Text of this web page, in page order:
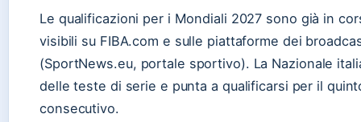
Le qualificazioni per i Mondiali 2027 sono già in
visibili su FIBA.com e sulle piattaforme dei
(SportNews.eu, portale sportivo). La Nazionale
delle teste di serie e punta a qualificarsi per il
consecutivo.